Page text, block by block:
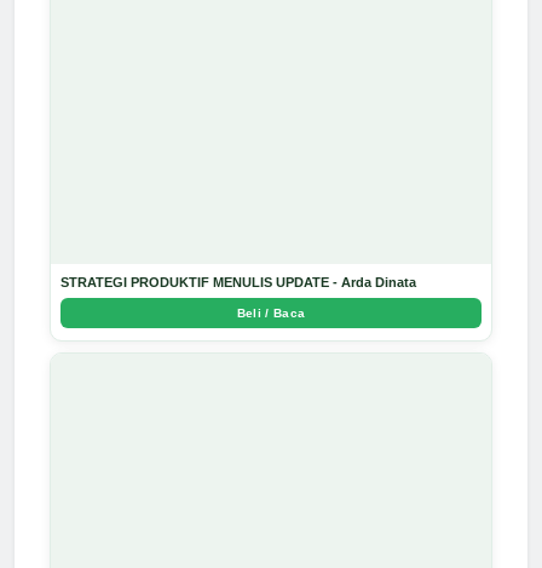
STRATEGI PRODUKTIF MENULIS UPDATE - Arda Dinata
Beli / Baca